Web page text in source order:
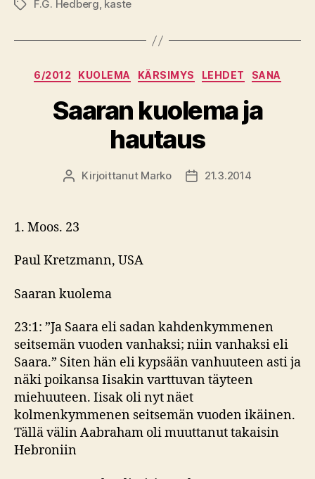
Avainsanat
F.G. Hedberg, kaste
Kategoriat
6/2012 KUOLEMA KÄRSIMYS LEHDET SANA
Saaran kuolema ja
hautaus
Kirjoittaja
Kirjoittanut Marko Julkaisupäivämäärä
21.3.2014
1. Moos. 23
Paul Kretzmann, USA
Saaran kuolema
23:1: ”Ja Saara eli sadan kahdenkymmenen
seitsemän vuoden vanhaksi; niin vanhaksi eli
Saara.” Siten hän eli kypsään vanhuuteen asti ja
näki poikansa Iisakin varttuvan täyteen
miehuuteen. Iisak oli nyt näet
kolmenkymmenen seitsemän vuoden ikäinen.
Tällä välin Aabraham oli muuttanut takaisin
Hebroniin